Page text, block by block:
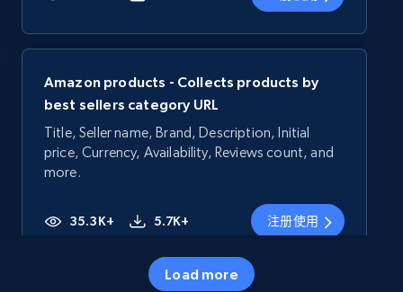
Amazon products - Collects products by
best sellers category URL
Title, Seller name, Brand, Description, Initial
price, Currency, Availability, Reviews count, and
more.
35.3K+ 5.7K+ 注册使用
Load more